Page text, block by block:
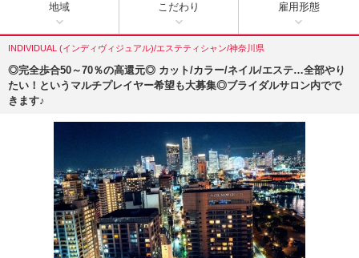
地域 こだわり 雇用形態
INDIVIDUAL (インディヴィジュアル)/エステティシャン/神奈川県
◎完全歩合50～70％の高還元◎ カット/カラー/ネイル/エステ…全部やり
たい！というマルチプレイヤー希望も大募集◎ブライダルサロン内でで
きます♪